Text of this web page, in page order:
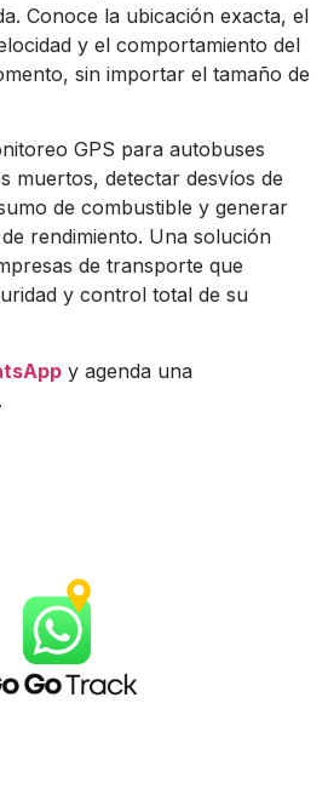
Conoce la ubicación exacta, el
y el comportamiento del
sin importar el tamaño de
GPS para autobuses
muertos, detectar desvíos de
de combustible y generar
rendimiento. Una solución
de transporte que
y control total de su
y agenda una